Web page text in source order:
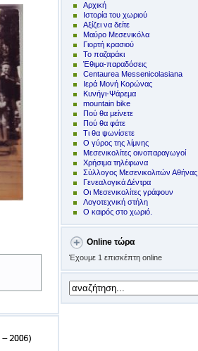
Αρχική
Ιστορία του χωριού
Αξίζει να δείτε
Μαύρο Μεσενικόλα
Γιορτή κρασιού
Το παζαράκι
Έθιμα-παραδόσεις
Centaurea Messenicolasiana
Ιερά Μονή Κορώνας
Kυνήγι-Ψάρεμα
mountain bike
Πoύ θα μείνετε
Πού θα φάτε
Τι θα ψωνίσετε
Ο γύρος της λίμνης
Μεσενικολίτες οινοπαραγωγοί
Χρήσιμα τηλέφωνα
Σύλλογος Μεσενικολιτών Αθήνας
Γενεαλογικά Δέντρα
Οι Μεσενικολίτες γράφουν
Λογοτεχνική στήλη
Ο καιρός στο χωριό.
Online τώρα
Έχουμε 1 επισκέπτη online